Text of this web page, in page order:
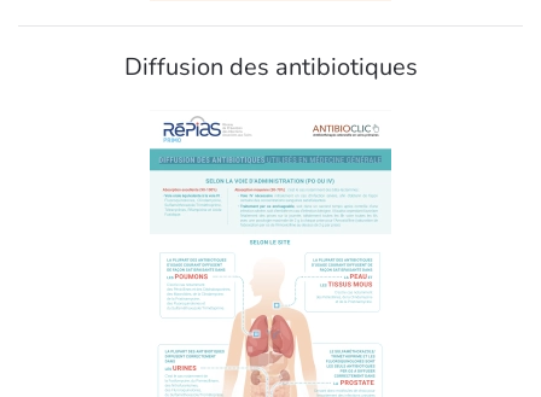
Diffusion des antibiotiques